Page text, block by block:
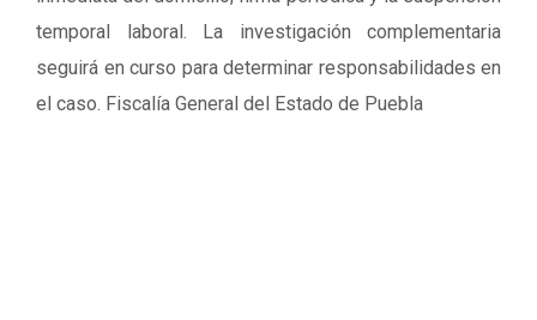
temporal laboral. La investigación complementaria
seguirá en curso para determinar responsabilidades en
el caso. Fiscalía General del Estado de Puebla